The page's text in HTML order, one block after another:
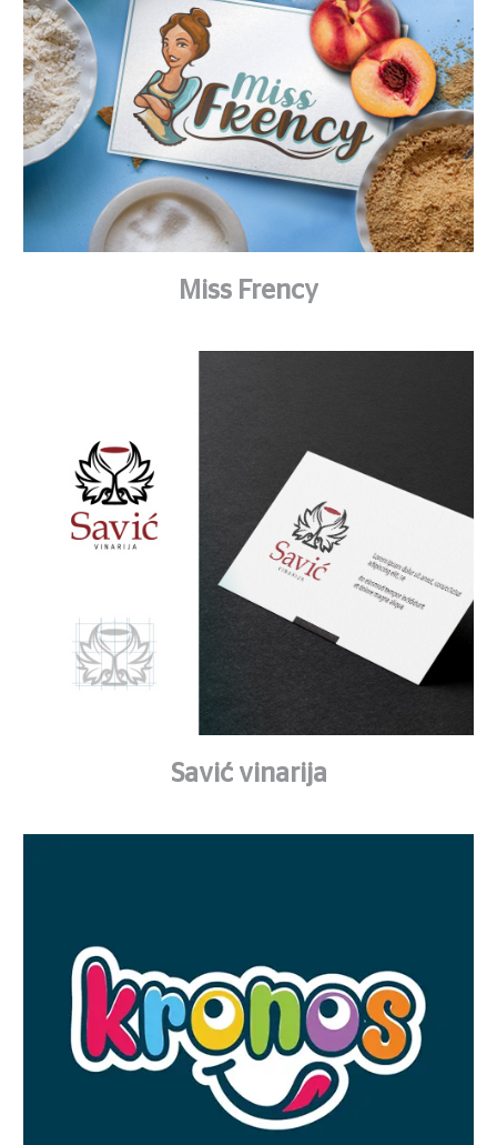
Miss Frency
Savić vinarija